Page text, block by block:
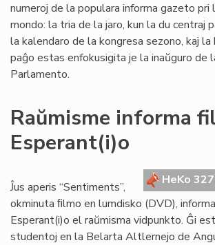
numeroj de la populara informa gazeto pri
mondo: la tria de la jaro, kun la du centraj
la kalendaro de la kongresa sezono, kaj la
paĝo estas enfokusigita je la inaŭguro de
Parlamento.
Raŭmisme informa
Esperant(i)o
HeKo
Ĵus aperis “Sentiments”,
okminuta ﬁlmo en lumdisko (DVD),
Esperant(i)o el raŭmisma vidpunkto. Ĝi
studentoj en la Belarta Altlernejo de